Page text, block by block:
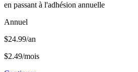
en passant à l'adhésion annuelle
Annuel
$24.99/an
$2.49/mois